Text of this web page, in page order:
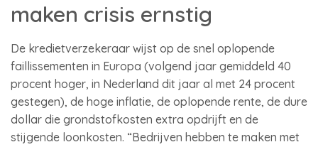
maken crisis ernstig
De kredietverzekeraar wijst op de snel oplopende
faillissementen in Europa (volgend jaar gemiddeld 40
procent hoger, in Nederland dit jaar al met 24 procent
gestegen), de hoge inflatie, de oplopende rente, de dure
dollar die grondstofkosten extra opdrijft en de
stijgende loonkosten. “Bedrijven hebben te maken met